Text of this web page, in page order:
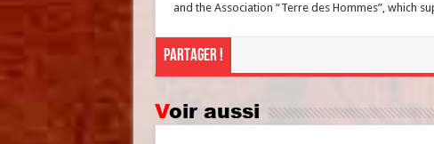
and the Association “Terre des Hommes”, which
Partager !
Voir aussi